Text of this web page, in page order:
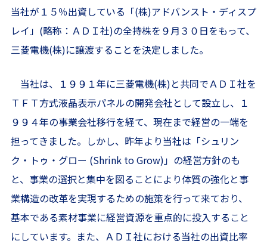
当社が１５％出資している「(株)アドバンスト・ディスプ
レイ」(略称：ＡＤＩ社)の全持株を９月３０日をもって、
三菱電機(株)に譲渡することを決定しました。
当社は、１９９１年に三菱電機(株)と共同でＡＤＩ社を
ＴＦＴ方式液晶表示パネルの開発会社として設立し、１
９９４年の事業会社移行を経て、現在まで経営の一端を
担ってきました。しかし、昨年より当社は「シュリン
ク・トゥ・グロー (Shrink to Grow)」の経営方針のも
と、事業の選択と集中を図ることにより体質の強化と事
業構造の改革を実現するための施策を行って来ており、
基本である素材事業に経営資源を重点的に投入すること
にしています。また、ＡＤＩ社における当社の出資比率